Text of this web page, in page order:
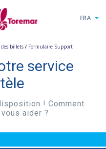
FRA
billets / Formulaire Support
service
! Comment
aider ?